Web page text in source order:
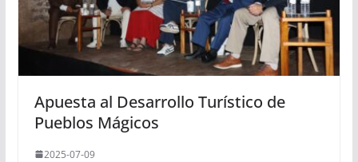
Apuesta al Desarrollo Turístico de
Pueblos Mágicos
2025-07-09